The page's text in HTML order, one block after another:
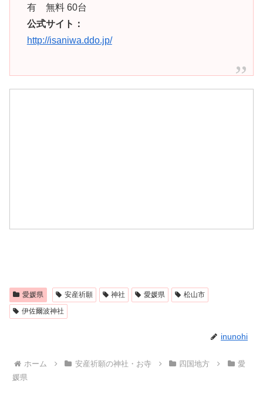
有 無料 60台
公式サイト：
http://isaniwa.ddo.jp/
愛媛県 安産祈願 神社 愛媛県
松山市
伊佐爾波神社
inunohi
ホーム 安産祈願の神社・お寺 四国地方
愛
媛県